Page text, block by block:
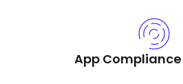
App